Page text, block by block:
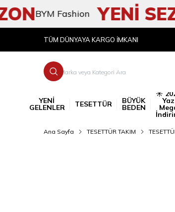
BYM Fashion YENİ
TÜM DÜNYAYA KARGO İMKANI
YENİ
GELENLER TESETTÜR BÜYÜK
BEDEN
☀️
Yaz
Ana Sayfa TESETTÜR TAKIM